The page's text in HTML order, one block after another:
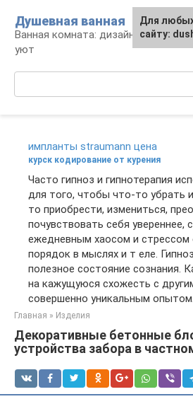
контенту
Душевная ванная
Ванная комната: дизайн,
уют
импланты straumann цена
курск кодирование от курения
Часто гипноз и гипнотерапия
для того, чтобы что-то убрать
то приобрести, измениться,
почувствовать себя увереннее,
ежедневным хаосом и стрессом
порядок в мыслях и т еле.
полезное состояние сознания.
на кажущуюся схожесть с
совершенно уникальным опытом.
Главная » Изделия
Декоративные бетонные
устройства забора в
Для
сайту: